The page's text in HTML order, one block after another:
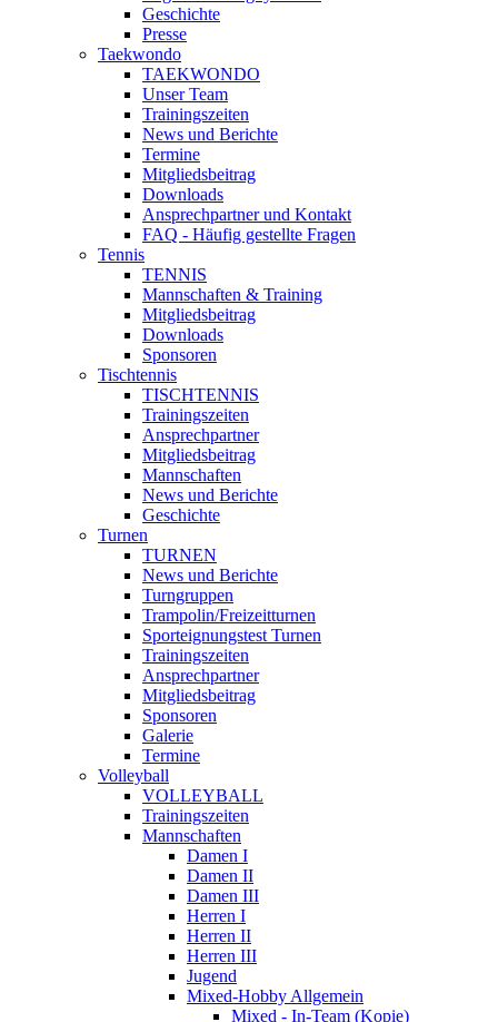
Geschichte
Presse
Taekwondo
TAEKWONDO
Unser Team
Trainingszeiten
News und Berichte
Termine
Mitgliedsbeitrag
Downloads
Ansprechpartner und Kontakt
FAQ - Häufig gestellte Fragen
Tennis
TENNIS
Mannschaften & Training
Mitgliedsbeitrag
Downloads
Sponsoren
Tischtennis
TISCHTENNIS
Trainingszeiten
Ansprechpartner
Mitgliedsbeitrag
Mannschaften
News und Berichte
Geschichte
Turnen
TURNEN
News und Berichte
Turngruppen
Trampolin/Freizeitturnen
Sporteignungstest Turnen
Trainingszeiten
Ansprechpartner
Mitgliedsbeitrag
Sponsoren
Galerie
Termine
Volleyball
VOLLEYBALL
Trainingszeiten
Mannschaften
Damen I
Damen II
Damen III
Herren I
Herren II
Herren III
Jugend
Mixed-Hobby Allgemein
Mixed - In-Team (Kopie)